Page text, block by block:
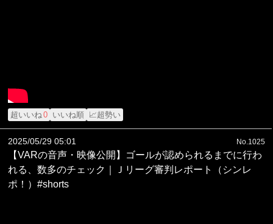
超いいね0 いいね順 📈超勢い
2025/05/29 05:01 No.1025
【VARの音声・映像公開】ゴールが認められるまでに行わ
れる、数多のチェック｜Ｊリーグ審判レポート（シンレ
ポ！）#shorts